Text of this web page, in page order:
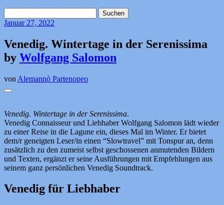
nach:
Januar27, 2022
Venedig. Wintertage in der Serenissima
by Wolfgang Salomon
von Alemannò Partenopeo
Venedig. Wintertage in der Serenissima.
Venedig Connaisseur und Liebhaber Wolfgang Salomon lädt wieder
zu einer Reise in die Lagune ein, dieses Mal im Winter. Er bietet
dem/r geneigten Leser/in einen “Slowtravel” mit Tonspur an, denn
zusätzlich zu den zumeist selbst geschossenen anmutenden Bildern
und Texten, ergänzt er seine Ausführungen mit Empfehlungen aus
seinem ganz persönlichen Venedig Soundtrack.
Venedig für Liebhaber